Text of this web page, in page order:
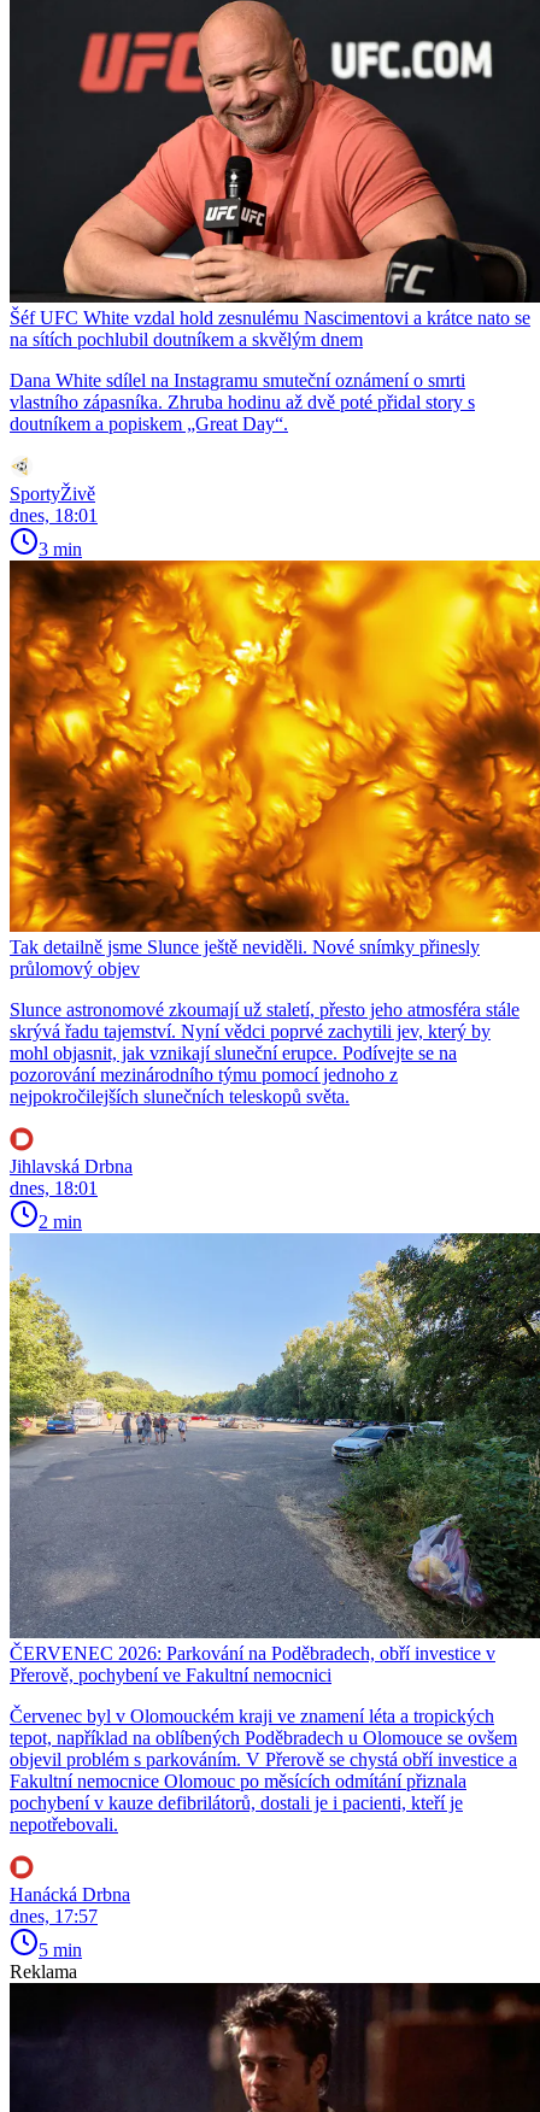
Šéf UFC White vzdal hold zesnulému Nascimentovi a krátce nato se
na sítích pochlubil doutníkem a skvělým dnem
Dana White sdílel na Instagramu smuteční oznámení o smrti
vlastního zápasníka. Zhruba hodinu až dvě poté přidal story s
doutníkem a popiskem „Great Day“.
SportyŽivě
dnes, 18:01
3 min
Tak detailně jsme Slunce ještě neviděli. Nové snímky přinesly
průlomový objev
Slunce astronomové zkoumají už staletí, přesto jeho atmosféra stále
skrývá řadu tajemství. Nyní vědci poprvé zachytili jev, který by
mohl objasnit, jak vznikají sluneční erupce. Podívejte se na
pozorování mezinárodního týmu pomocí jednoho z
nejpokročilejších slunečních teleskopů světa.
Jihlavská Drbna
dnes, 18:01
2 min
ČERVENEC 2026: Parkování na Poděbradech, obří investice v
Přerově, pochybení ve Fakultní nemocnici
Červenec byl v Olomouckém kraji ve znamení léta a tropických
tepot, například na oblíbených Poděbradech u Olomouce se ovšem
objevil problém s parkováním. V Přerově se chystá obří investice a
Fakultní nemocnice Olomouc po měsících odmítání přiznala
pochybení v kauze defibrilátorů, dostali je i pacienti, kteří je
nepotřebovali.
Hanácká Drbna
dnes, 17:57
5 min
Reklama